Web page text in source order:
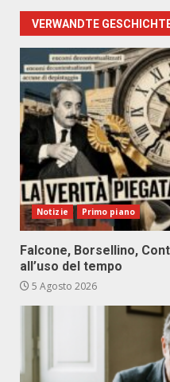
VERWANDTE
Notizie Primo piano
Falcone, Borsellino,
all’uso del tempo
5 Agosto 2026